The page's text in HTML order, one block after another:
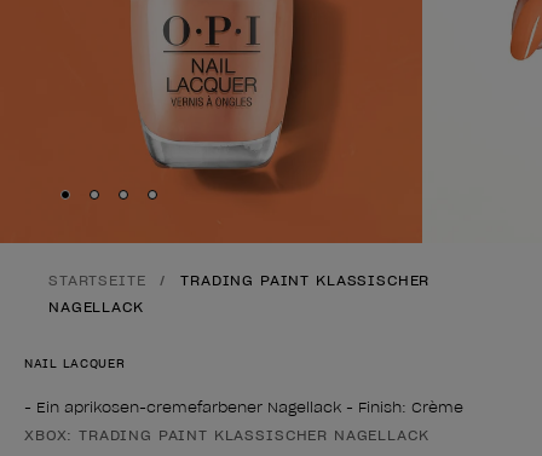
Skip to slide
Skip to slide
Skip to slide
Skip to slide
STARTSEITE
TRADING PAINT KLASSISCHER
NAGELLACK
NAIL LACQUER
- Ein aprikosen-cremefarbener Nagellack - Finish: Crème
Form des Produkts
XBOX: TRADING PAINT KLASSISCHER NAGELLACK